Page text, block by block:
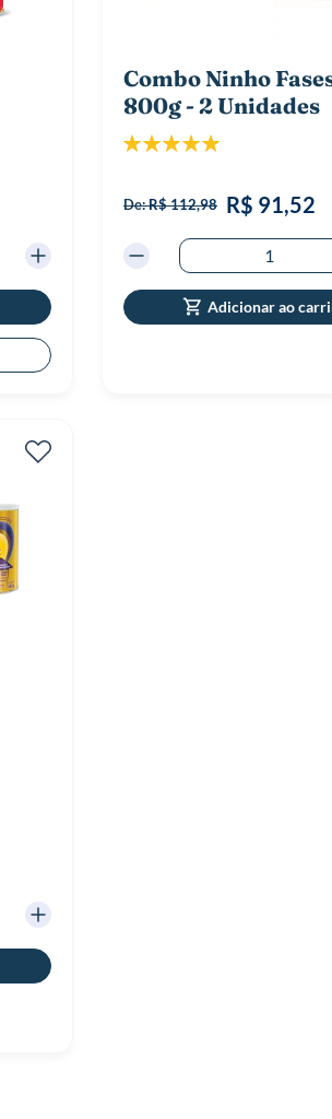
Combo Ninho
800g - 2 Unidades
Classificação:
De:R$ 112,98 R$ 91,52
Adicionar ao